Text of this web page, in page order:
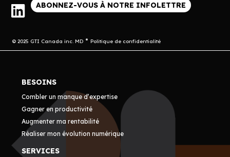
ABONNEZ-VOUS À NOTRE INFOLETTRE
© 2025 GTI Canada inc. MD Politique de confidentialité
BESOINS
Combler un manque d’expertise
Gagner en productivité
Augmenter ma rentabilité
Réaliser mon évolution numérique
SERVICES